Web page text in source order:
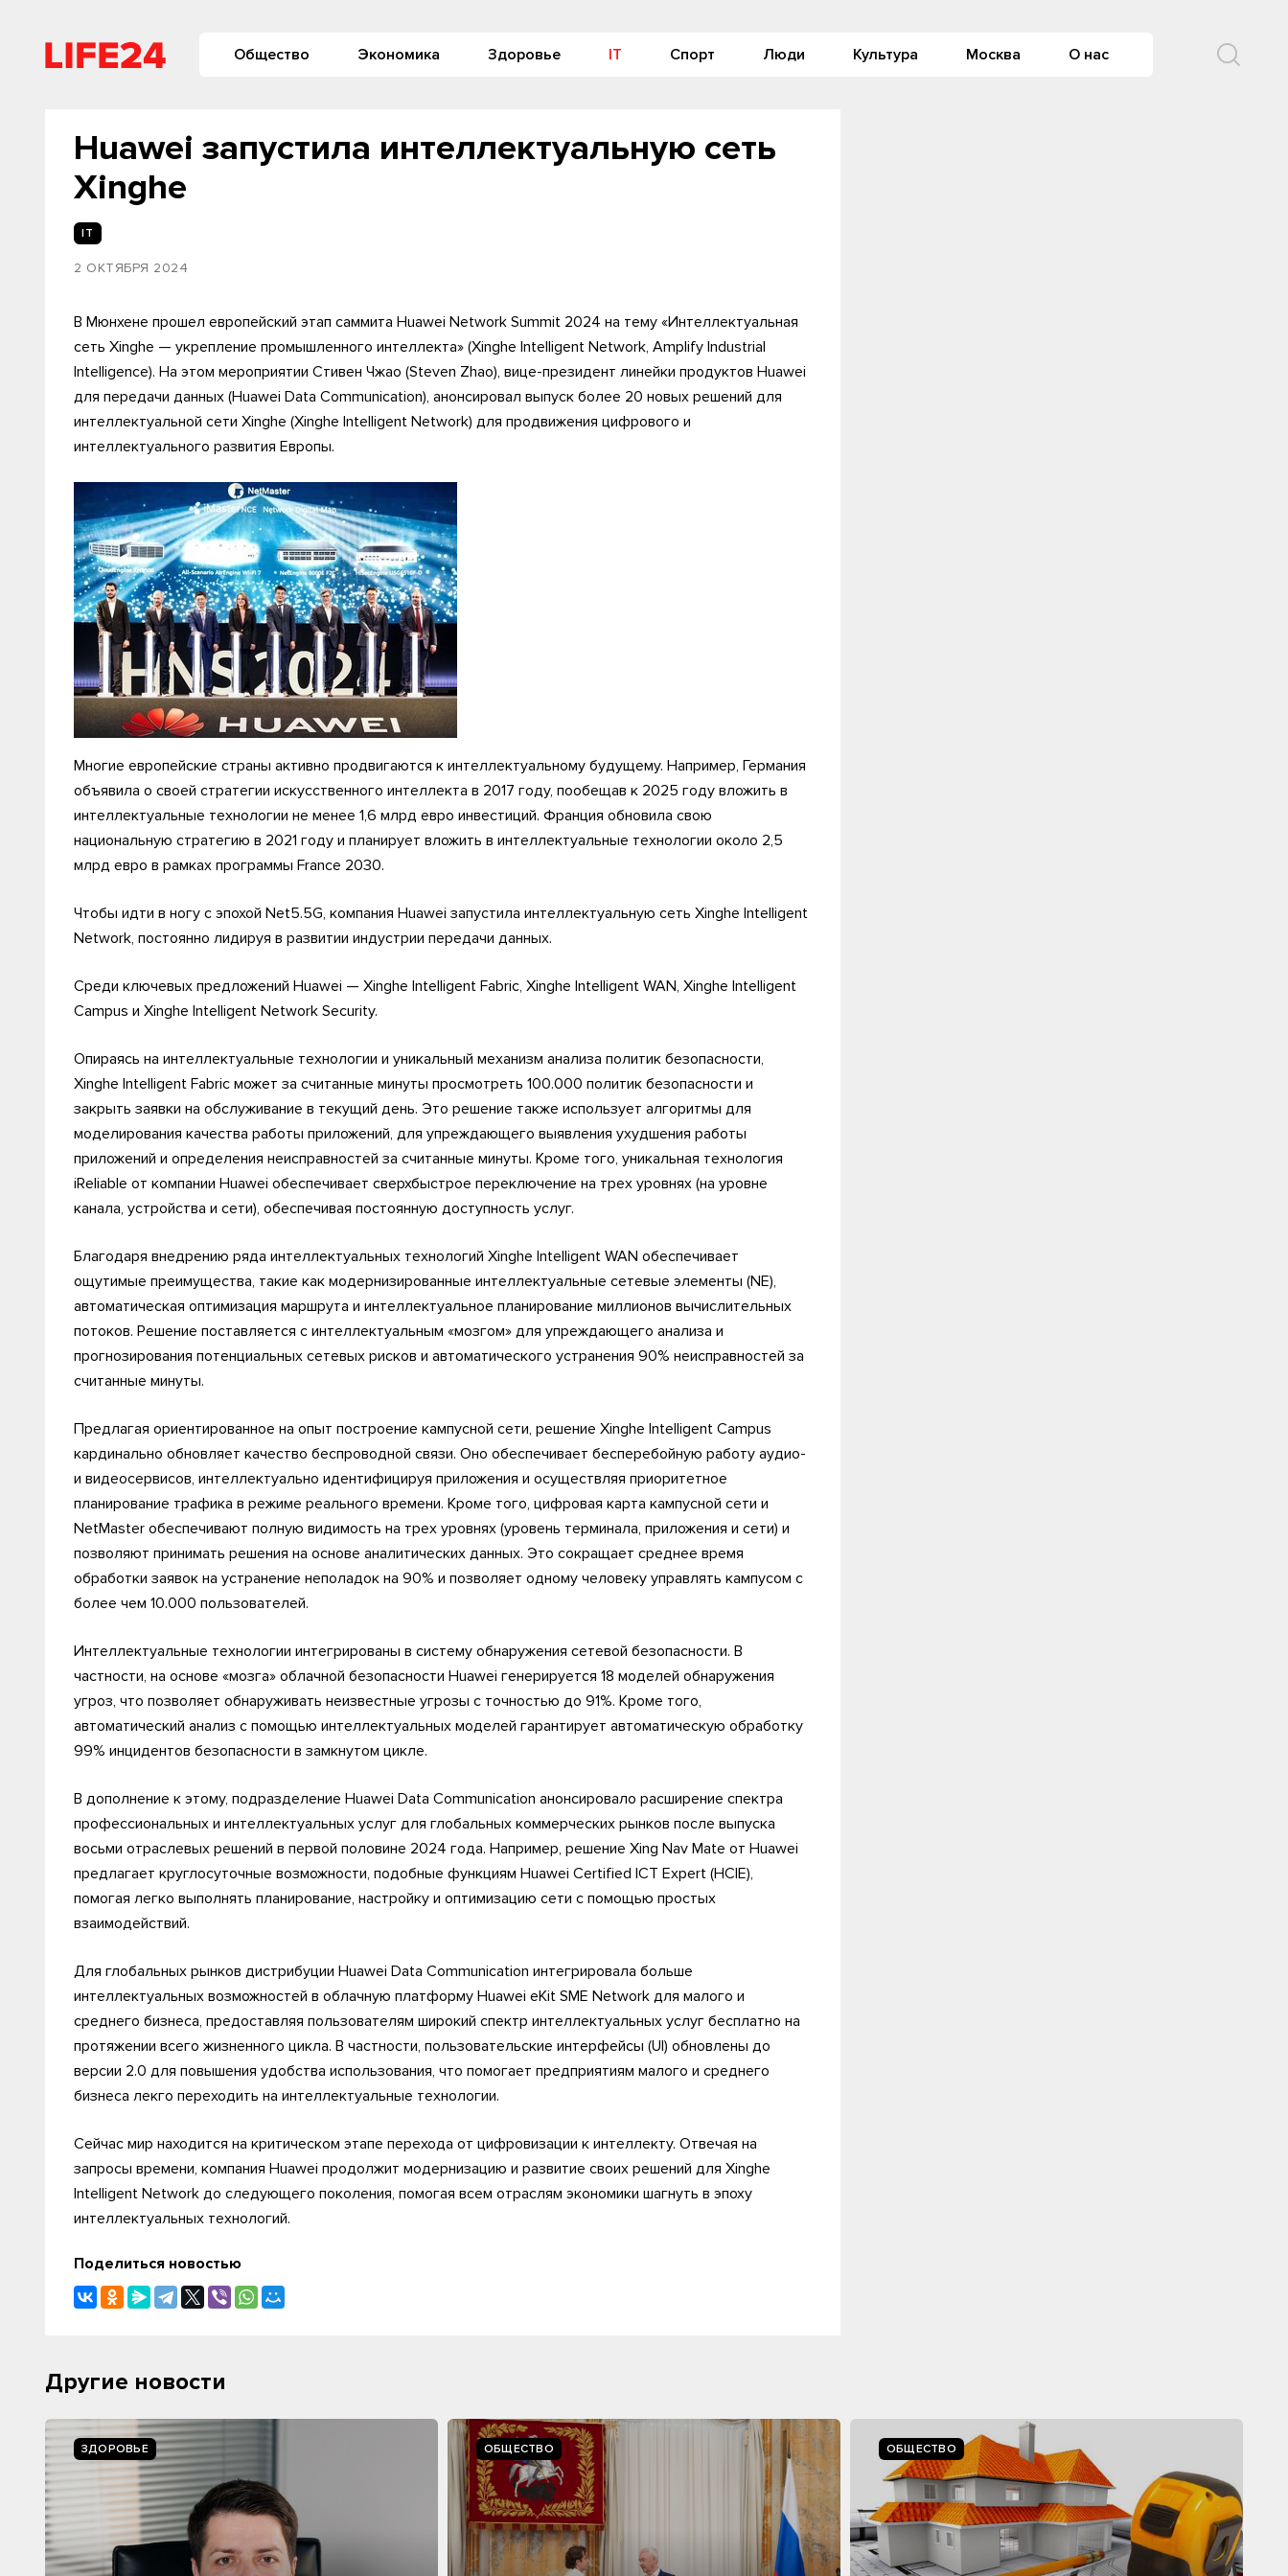
Общество Экономика Здоровье IT Спорт Люди Культура Москва О нас
Huawei запустила интеллектуальную сеть
Xinghe
IT
2 ОКТЯБРЯ 2024
В Мюнхене прошел европейский этап саммита Huawei Network Summit 2024 на тему «Интеллектуальная
сеть Xinghe — укрепление промышленного интеллекта» (Xinghe Intelligent Network, Amplify Industrial
Intelligence). На этом мероприятии Стивен Чжао (Steven Zhao), вице-президент линейки продуктов Huawei
для передачи данных (Huawei Data Communication), анонсировал выпуск более 20 новых решений для
интеллектуальной сети Xinghe (Xinghe Intelligent Network) для продвижения цифрового и
интеллектуального развития Европы.
Многие европейские страны активно продвигаются к интеллектуальному будущему. Например, Германия
объявила о своей стратегии искусственного интеллекта в 2017 году, пообещав к 2025 году вложить в
интеллектуальные технологии не менее 1,6 млрд евро инвестиций. Франция обновила свою
национальную стратегию в 2021 году и планирует вложить в интеллектуальные технологии около 2,5
млрд евро в рамках программы France 2030.
Чтобы идти в ногу с эпохой Net5.5G, компания Huawei запустила интеллектуальную сеть Xinghe Intelligent
Network, постоянно лидируя в развитии индустрии передачи данных.
Среди ключевых предложений Huawei — Xinghe Intelligent Fabric, Xinghe Intelligent WAN, Xinghe Intelligent
Campus и Xinghe Intelligent Network Security.
Опираясь на интеллектуальные технологии и уникальный механизм анализа политик безопасности,
Xinghe Intelligent Fabric может за считанные минуты просмотреть 100.000 политик безопасности и
закрыть заявки на обслуживание в текущий день. Это решение также использует алгоритмы для
моделирования качества работы приложений, для упреждающего выявления ухудшения работы
приложений и определения неисправностей за считанные минуты. Кроме того, уникальная технология
iReliable от компании Huawei обеспечивает сверхбыстрое переключение на трех уровнях (на уровне
канала, устройства и сети), обеспечивая постоянную доступность услуг.
Благодаря внедрению ряда интеллектуальных технологий Xinghe Intelligent WAN обеспечивает
ощутимые преимущества, такие как модернизированные интеллектуальные сетевые элементы (NE),
автоматическая оптимизация маршрута и интеллектуальное планирование миллионов вычислительных
потоков. Решение поставляется с интеллектуальным «мозгом» для упреждающего анализа и
прогнозирования потенциальных сетевых рисков и автоматического устранения 90% неисправностей за
считанные минуты.
Предлагая ориентированное на опыт построение кампусной сети, решение Xinghe Intelligent Campus
кардинально обновляет качество беспроводной связи. Оно обеспечивает бесперебойную работу аудио-
и видеосервисов, интеллектуально идентифицируя приложения и осуществляя приоритетное
планирование трафика в режиме реального времени. Кроме того, цифровая карта кампусной сети и
NetMaster обеспечивают полную видимость на трех уровнях (уровень терминала, приложения и сети) и
позволяют принимать решения на основе аналитических данных. Это сокращает среднее время
обработки заявок на устранение неполадок на 90% и позволяет одному человеку управлять кампусом с
более чем 10.000 пользователей.
Интеллектуальные технологии интегрированы в систему обнаружения сетевой безопасности. В
частности, на основе «мозга» облачной безопасности Huawei генерируется 18 моделей обнаружения
угроз, что позволяет обнаруживать неизвестные угрозы с точностью до 91%. Кроме того,
автоматический анализ с помощью интеллектуальных моделей гарантирует автоматическую обработку
99% инцидентов безопасности в замкнутом цикле.
В дополнение к этому, подразделение Huawei Data Communication анонсировало расширение спектра
профессиональных и интеллектуальных услуг для глобальных коммерческих рынков после выпуска
восьми отраслевых решений в первой половине 2024 года. Например, решение Xing Nav Mate от Huawei
предлагает круглосуточные возможности, подобные функциям Huawei Certified ICT Expert (HCIE),
помогая легко выполнять планирование, настройку и оптимизацию сети с помощью простых
взаимодействий.
Для глобальных рынков дистрибуции Huawei Data Communication интегрировала больше
интеллектуальных возможностей в облачную платформу Huawei eKit SME Network для малого и
среднего бизнеса, предоставляя пользователям широкий спектр интеллектуальных услуг бесплатно на
протяжении всего жизненного цикла. В частности, пользовательские интерфейсы (UI) обновлены до
версии 2.0 для повышения удобства использования, что помогает предприятиям малого и среднего
бизнеса лекго переходить на интеллектуальные технологии.
Сейчас мир находится на критическом этапе перехода от цифровизации к интеллекту. Отвечая на
запросы времени, компания Huawei продолжит модернизацию и развитие своих решений для Xinghe
Intelligent Network до следующего поколения, помогая всем отраслям экономики шагнуть в эпоху
интеллектуальных технологий.
Поделиться новостью
Другие новости
ЗДОРОВЬЕ ОБЩЕСТВО ОБЩЕСТВО